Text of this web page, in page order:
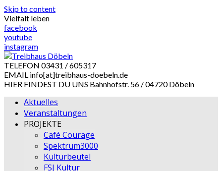
Skip to content
Vielfalt leben
facebook
youtube
instagram
TELEFON 03431 / 605317
EMAIL info[at]treibhaus-doebeln.de
HIER FINDEST DU UNS Bahnhofstr. 56 / 04720 Döbeln
Aktuelles
Veranstaltungen
PROJEKTE
Café Courage
Spektrum3000
Kulturbeutel
FSJ Kultur